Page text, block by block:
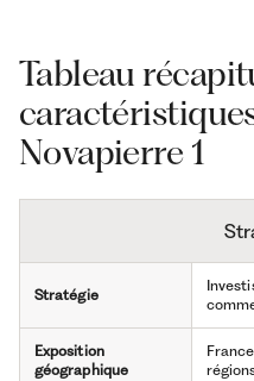
Tableau
Novapierre 1
Stratégie
Exposition
géographique